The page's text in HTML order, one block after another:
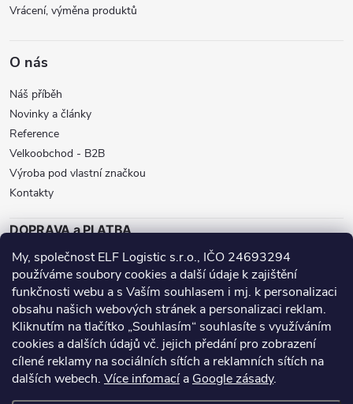
My, společnost ELF Logistic s.r.o., IČO 24693294
používáme soubory cookies a další údaje k zajištění
funkčnosti webu a s Vaším souhlasem i mj. k personalizaci
obsahu našich webových stránek a personalizaci reklam.
Kliknutím na tlačítko „Souhlasím“ souhlasíte s využíváním
cookies a dalších údajů vč. jejich předání pro zobrazení
cílené reklamy na sociálních sítích a reklamních sítích na
dalších webech. Více infomacía Google zásady.
i
u
Vrácení, výměna produktů
O nás
Náš příběh
Novinky a články
Reference
Velkoobchod - B2B
Výroba pod vlastní značkou
Kontakty
DOPRAVA a PLATBA
ZÁSILKOVNA BALÍKOVNA GLS
DPD
Přijímáme online platby